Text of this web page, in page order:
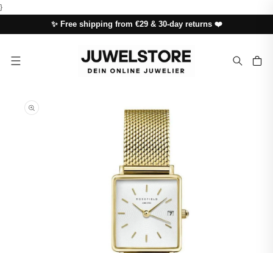
}
CONTENT
✨ Free shipping from €29 & 30-day returns ❤️
Cart
PRODUCT
INFORMATION